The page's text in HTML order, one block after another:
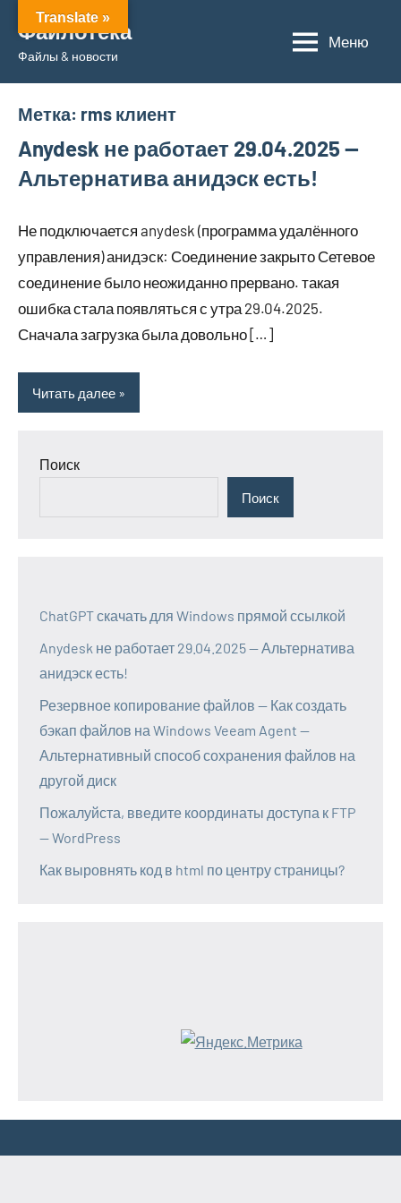
Перейти
содержимому
Файлотека
Файлы & новости
Меню
Метка: rms клиент
Anydesk не работает 29.04.2025 —
Альтернатива анидэск есть!
Не подключается anydesk (программа удалённого
управления) анидэск: Соединение закрыто Сетевое
соединение было неожиданно прервано. такая
ошибка стала появляться с утра 29.04.2025.
Сначала загрузка была довольно […]
Читать далее
Поиск
Поиск
ChatGPT скачать для Windows прямой ссылкой
Anydesk не работает 29.04.2025 — Альтернатива
анидэск есть!
Резервное копирование файлов — Как создать
бэкап файлов на Windows Veeam Agent —
Альтернативный способ сохранения файлов на
другой диск
Пожалуйста, введите координаты доступа к FTP
— WordPress
Как выровнять код в html по центру страницы?
Translate »